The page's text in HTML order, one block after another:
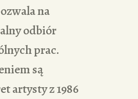
na
odbiór
prac.
są
artysty z 1986